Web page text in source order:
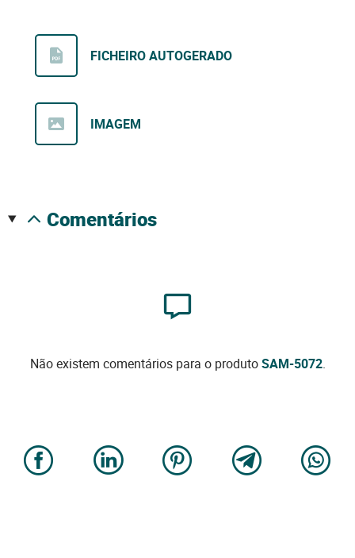
FICHEIRO AUTOGERADO
IMAGEM
comentários
Não existem comentários para o produtoSAM-5072.